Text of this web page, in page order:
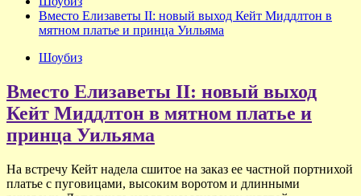
Вместо Елизаветы II: новый выход Кейт Миддлтон в
мятном платье и принца Уильяма
Шоубиз
Вместо Елизаветы II: новый выход
Кейт Миддлтон в мятном платье и
принца Уильяма
На встречу Кейт надела сшитое на заказ ее частной портнихой
платье с пуговицами, высоким воротом и длинными